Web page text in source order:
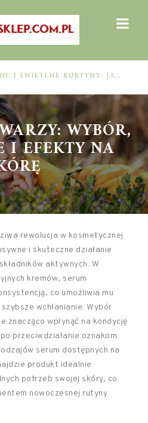
(MUTING, BLANKING, TYP 2 I TYP 4)
WYBÓR,
EFEKTY NA
rewolucja w kosmetycznej
i skuteczne działanie
aktywnych. W
kremów, serum
co umożliwia mu
wchłanianie. Wybór
znacząco wpłynąć na kondycję
przeciwdziałanie oznakom
serum dostępnych na
produkt idealnie
potrzeb swojej skóry, co
nowoczesnej rutyny